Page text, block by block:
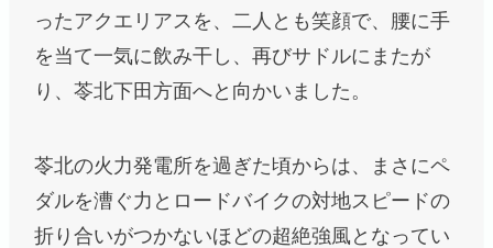
ったアクエリアスを、二人とも笑顔で、腰に手
を当て一気に飲み干し、再びサドルにまたが
り、苓北下田方面へと向かいました。
苓北の火力発電所を過ぎた頃からは、まさにペ
ダルを漕ぐ力とロードバイクの対地スピードの
折り合いがつかないほどの超絶強風となってい